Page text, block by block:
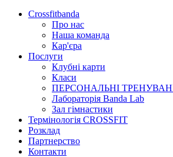
Crossfitbanda
Про нас
Наша команда
Кар'єра
Послуги
Клубні карти
Класи
ПЕРСОНАЛЬНІ
Лабораторія Banda Lab
Зал гімнастики
Термінологія CROSSFIT
Розклад
Партнерство
Контакти